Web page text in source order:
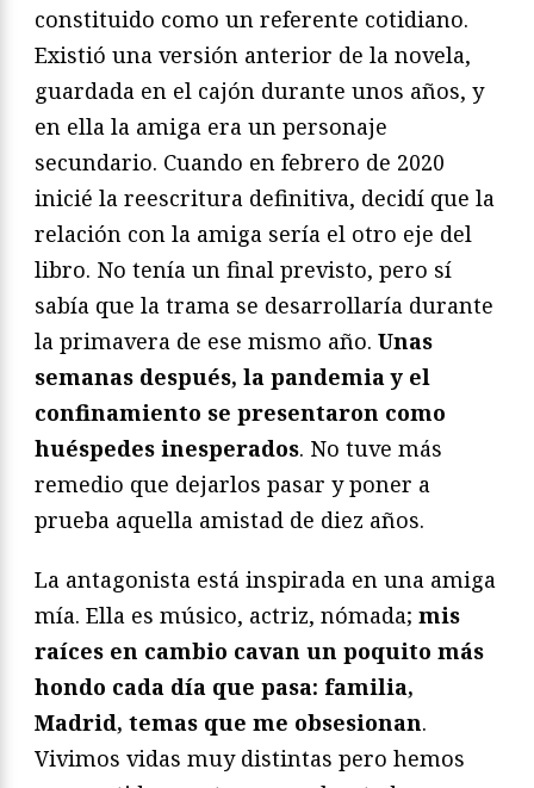
constituido como un referente cotidiano.
Existió una versión anterior de la novela,
guardada en el cajón durante unos años, y
en ella la amiga era un personaje
secundario. Cuando en febrero de 2020
inicié la reescritura definitiva, decidí que la
relación con la amiga sería el otro eje del
libro. No tenía un final previsto, pero sí
sabía que la trama se desarrollaría durante
la primavera de ese mismo año. Unas
semanas después, la pandemia y el
confinamiento se presentaron como
huéspedes inesperados. No tuve más
remedio que dejarlos pasar y poner a
prueba aquella amistad de diez años.
La antagonista está inspirada en una amiga
mía. Ella es músico, actriz, nómada; mis
raíces en cambio cavan un poquito más
hondo cada día que pasa: familia,
Madrid, temas que me obsesionan.
Vivimos vidas muy distintas pero hemos